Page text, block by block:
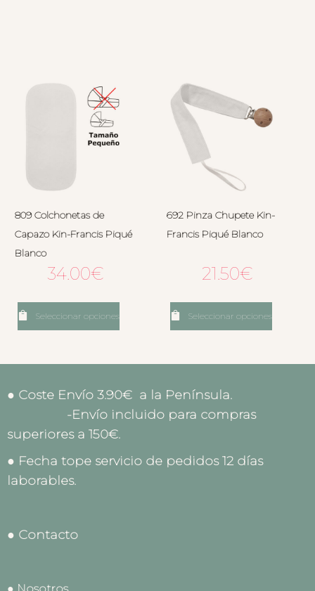
809 Colchonetas de
Capazo Kin-Francis Piqué
Blanco
34.00€
Seleccionar opciones
692 Pinza Chupete Kin-
Francis Piqué Blanco
21.50€
Seleccionar opciones
● Coste Envío 3.90€ a la Península.
-Envío incluido para compras
superiores a 150€.
● Fecha tope servicio de pedidos 12 días
laborables.
● Contacto